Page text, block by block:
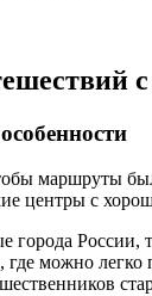
маршруты
центры с
города
можно легко